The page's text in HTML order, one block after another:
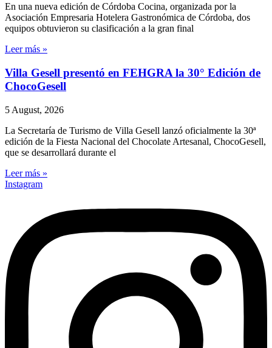
En una nueva edición de Córdoba Cocina, organizada por la
Asociación Empresaria Hotelera Gastronómica de Córdoba, dos
equipos obtuvieron su clasificación a la gran final
Leer más »
Villa Gesell presentó en FEHGRA la 30° Edición de
ChocoGesell
5 August, 2026
La Secretaría de Turismo de Villa Gesell lanzó oficialmente la 30ª
edición de la Fiesta Nacional del Chocolate Artesanal, ChocoGesell,
que se desarrollará durante el
Leer más »
Instagram